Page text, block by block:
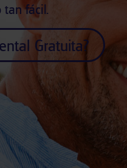
tan fácil.
Gratuita?